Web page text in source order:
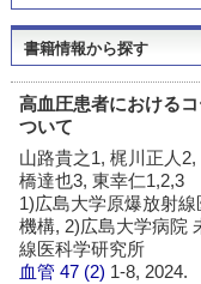
書籍情報から探す
高血圧患者における
ついて
山路貴之1, 梶川正人
橋達也3, 東幸仁1,2,3
1)広島大学原爆放射
機構, 2)広島大学病院
線医科学研究所
血管 47 (2) 1-8, 2024.